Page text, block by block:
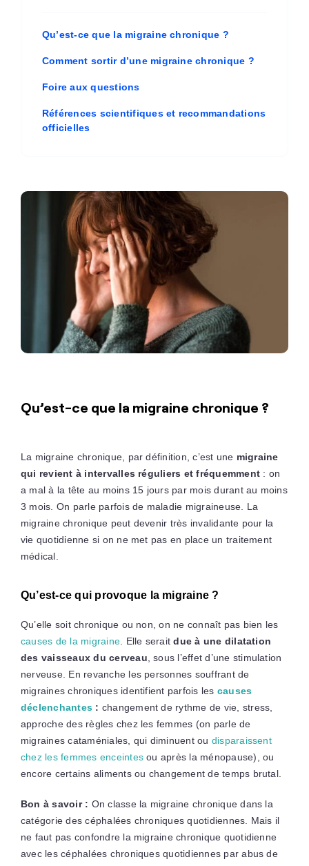
Qu’est-ce que la migraine chronique ?
Comment sortir d’une migraine chronique ?
Foire aux questions
Références scientifiques et recommandations
officielles
Qu’est-ce que la migraine chronique ?
La migraine chronique, par définition, c’est une migraine
qui revient à intervalles réguliers et fréquemment: on
a mal à la tête au moins 15 jours par mois durant au moins
3 mois. On parle parfois de maladie migraineuse. La
migraine chronique peut devenir très invalidante pour la
vie quotidienne si on ne met pas en place un traitement
médical.
Qu’est-ce qui provoque la migraine ?
Qu’elle soit chronique ou non, on ne connaît pas bien les
causes de la migraine. Elle seraitdue à une dilatation
des vaisseaux du cerveau, sous l’effet d’une stimulation
nerveuse. En revanche les personnes souffrant de
migraines chroniques identifient parfois les causes
déclenchantes : changement de rythme de vie, stress,
approche des règles chez les femmes (on parle de
migraines cataméniales, qui diminuent ou disparaissent
chez les femmes enceintes ou après la ménopause), ou
encore certains aliments ou changement de temps brutal.
Bon à savoir : On classe la migraine chronique dans la
catégorie des céphalées chroniques quotidiennes. Mais il
ne faut pas confondre la migraine chronique quotidienne
avec les céphalées chroniques quotidiennes par abus de